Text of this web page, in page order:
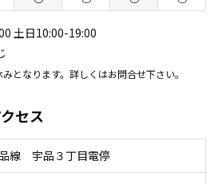
土日10:00-19:00
となります。詳しくはお問合せ下さい。
セス
線 宇品３丁目電停